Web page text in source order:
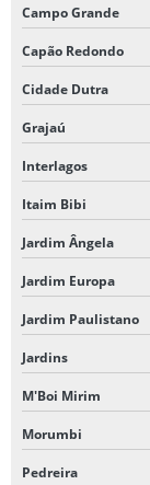
Campo Grande
Capão Redondo
Cidade Dutra
Grajaú
Interlagos
Itaim Bibi
Jardim Ângela
Jardim Europa
Jardim Paulistano
Jardins
M'Boi Mirim
Morumbi
Pedreira